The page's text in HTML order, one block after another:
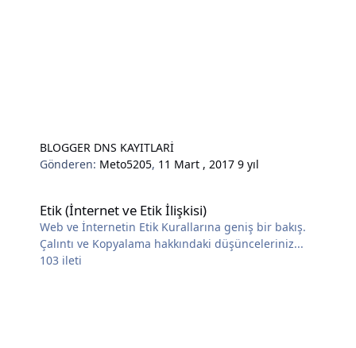
BLOGGER DNS KAYITLARİ
Gönderen: Meto5205, 11 Mart , 20179 yıl
Etik (İnternet ve Etik İlişkisi)
Web ve İnternetin Etik Kurallarına geniş bir bakış.
Çalıntı ve Kopyalama hakkındaki düşünceleriniz...
103 ileti